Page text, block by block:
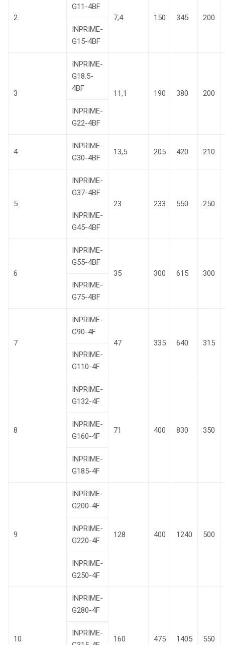
2
G11-4BF
7,4
150 345
200
INPRIME-
G15-4BF
3
INPRIME-
G18.5-
4BF
11,1 190 380
200
INPRIME-
G22-4BF
4
INPRIME-
G30-4BF
13,5 205 420 210
5
INPRIME-
G37-4BF
23
233 550
250
INPRIME-
G45-4BF
6
INPRIME-
G55-4BF
35
300 615
300
INPRIME-
G75-4BF
7
INPRIME-
G90-4F
47
335 640
315
INPRIME-
G110-4F
8
INPRIME-
G132-4F
71 400 830 350
INPRIME-
G160-4F
INPRIME-
G185-4F
9
INPRIME-
G200-4F
128 400 1240 500
INPRIME-
G220-4F
INPRIME-
G250-4F
10
INPRIME-
G280-4F
160 475 1405 550
INPRIME-